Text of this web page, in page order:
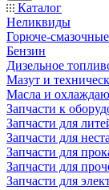
Каталог
Неликвиды
Горюче-
Бензин
Дизельное
Мазут и
Масла и
Запчасти к
Запчасти для
Запчасти для
Запчасти для
Запчасти для
Запчасти для